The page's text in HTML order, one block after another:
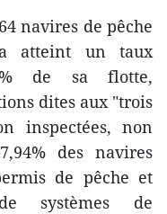
navires de pêche
atteint un taux
de sa flotte,
dites aux "trois
inspectées, non
des navires
de pêche et
systèmes de